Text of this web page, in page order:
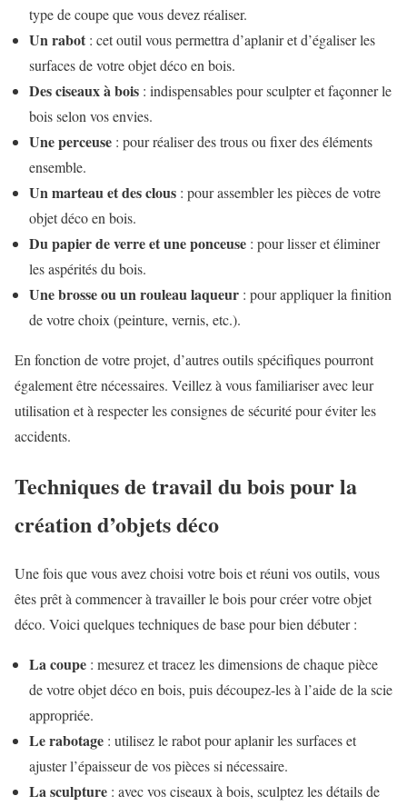
type de coupe que vous devez réaliser.
Un rabot : cet outil vous permettra d’aplanir et d’égaliser les
surfaces de votre objet déco en bois.
Des ciseaux à bois : indispensables pour sculpter et façonner le
bois selon vos envies.
Une perceuse : pour réaliser des trous ou fixer des éléments
ensemble.
Un marteau et des clous : pour assembler les pièces de votre
objet déco en bois.
Du papier de verre et une ponceuse : pour lisser et éliminer
les aspérités du bois.
Une brosse ou un rouleau laqueur : pour appliquer la finition
de votre choix (peinture, vernis, etc.).
En fonction de votre projet, d’autres outils spécifiques pourront
également être nécessaires. Veillez à vous familiariser avec leur
utilisation et à respecter les consignes de sécurité pour éviter les
accidents.
Techniques de travail du bois pour la
création d’objets déco
Une fois que vous avez choisi votre bois et réuni vos outils, vous
êtes prêt à commencer à travailler le bois pour créer votre objet
déco. Voici quelques techniques de base pour bien débuter :
La coupe : mesurez et tracez les dimensions de chaque pièce
de votre objet déco en bois, puis découpez-les à l’aide de la scie
appropriée.
Le rabotage : utilisez le rabot pour aplanir les surfaces et
ajuster l’épaisseur de vos pièces si nécessaire.
La sculpture : avec vos ciseaux à bois, sculptez les détails de